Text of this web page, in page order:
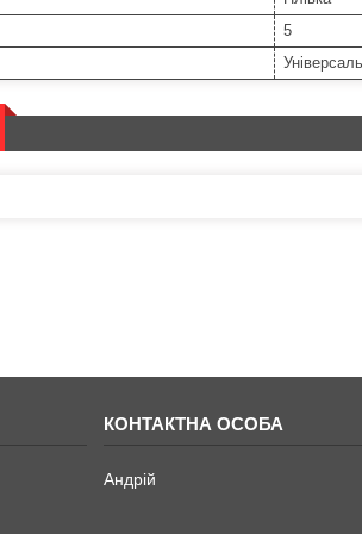
5
Андрій